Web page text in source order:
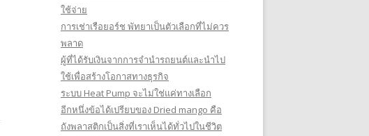
ใช้จ่าย
การเช่าเรือยอร์ช พัทยาเป็นตัวเลือกที่ไม่ควร
พลาด
ผู้ที่ได้รับเงินจากการจำนำรถยนต์และนำไป
ใช้เพื่อสร้างโอกาสทางธุรกิจ
ระบบ Heat Pump จะไม่ใช่แค่ทางเลือก
อีกหนึ่งข้อได้เปรียบของ Dried mango คือ
ถังพลาสติกเป็นสิ่งที่เราเห็นได้ทั่วไปในชีวิต